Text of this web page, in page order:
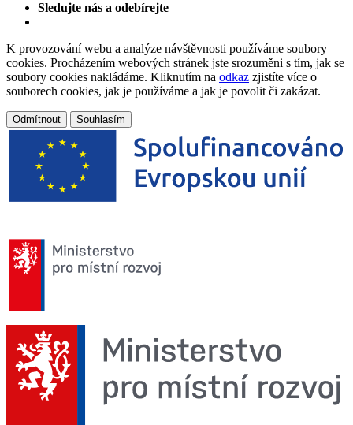
Sledujte nás a odebírejte
K provozování webu a analýze návštěvnosti používáme soubory
cookies. Procházením webových stránek jste srozuměni s tím, jak se
soubory cookies nakládáme. Kliknutím na odkaz zjistíte více o
souborech cookies, jak je používáme a jak je povolit či zakázat.
Odmítnout Souhlasím